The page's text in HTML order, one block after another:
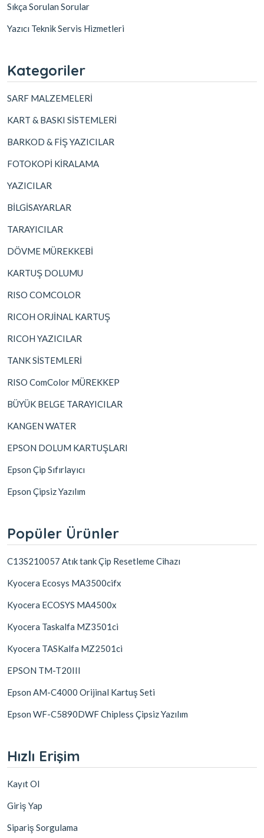
Sıkça Sorulan Sorular
Yazıcı Teknik Servis Hizmetleri
Kategoriler
SARF MALZEMELERİ
KART & BASKI SİSTEMLERİ
BARKOD & FİŞ YAZICILAR
FOTOKOPİ KİRALAMA
YAZICILAR
BİLGİSAYARLAR
TARAYICILAR
DÖVME MÜREKKEBİ
KARTUŞ DOLUMU
RISO COMCOLOR
RICOH ORJİNAL KARTUŞ
RICOH YAZICILAR
TANK SİSTEMLERİ
RISO ComColor MÜREKKEP
BÜYÜK BELGE TARAYICILAR
KANGEN WATER
EPSON DOLUM KARTUŞLARI
Epson Çip Sıfırlayıcı
Epson Çipsiz Yazılım
Popüler Ürünler
C13S210057 Atık tank Çip Resetleme Cihazı
Kyocera Ecosys MA3500cifx
Kyocera ECOSYS MA4500x
Kyocera Taskalfa MZ3501ci
Kyocera TASKalfa MZ2501ci
EPSON TM-T20III
Epson AM-C4000 Orijinal Kartuş Seti
Epson WF-C5890DWF Chipless Çipsiz Yazılım
Hızlı Erişim
Kayıt Ol
Giriş Yap
Sipariş Sorgulama